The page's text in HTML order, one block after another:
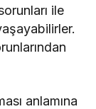
ile
anlamına